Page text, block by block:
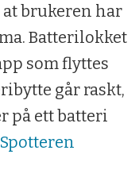
at brukeren har
Batterilokket
som flyttes
går raskt,
på ett batteri
Spotteren